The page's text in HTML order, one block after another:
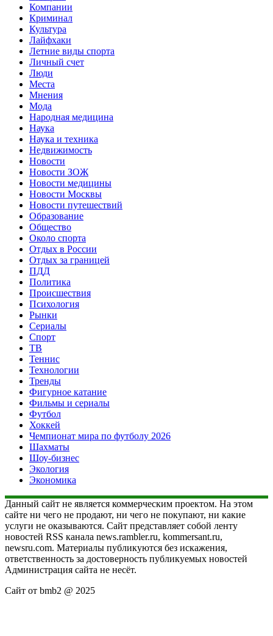
Компании
Криминал
Культура
Лайфхаки
Летние виды спорта
Личный счет
Люди
Места
Мнения
Мода
Народная медицина
Наука
Наука и техника
Недвижимость
Новости
Новости ЗОЖ
Новости медицины
Новости Москвы
Новости путешествий
Образование
Общество
Около спорта
Отдых в России
Отдых за границей
ПДД
Политика
Происшествия
Психология
Рынки
Сериалы
Спорт
ТВ
Теннис
Технологии
Тренды
Фигурное катание
Фильмы и сериалы
Футбол
Хоккей
Чемпионат мира по футболу 2026
Шахматы
Шоу-бизнес
Экология
Экономика
Данный сайт не является коммерческим проектом. На этом
сайте ни чего не продают, ни чего не покупают, ни какие
услуги не оказываются. Сайт представляет собой ленту
новостей RSS канала news.rambler.ru, kommersant.ru,
newsru.com. Материалы публикуются без искажения,
ответственность за достоверность публикуемых новостей
Администрация сайта не несёт.
Сайт от bmb2 @ 2025